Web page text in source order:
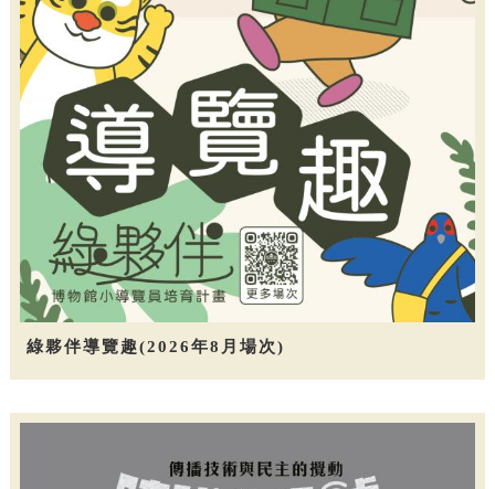
綠夥伴導覽趣(2026年8月場次)